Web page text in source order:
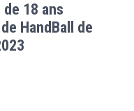
18 ans
HandBall de